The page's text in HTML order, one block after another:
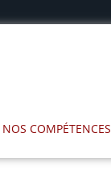
NOS COMPÉTENCES